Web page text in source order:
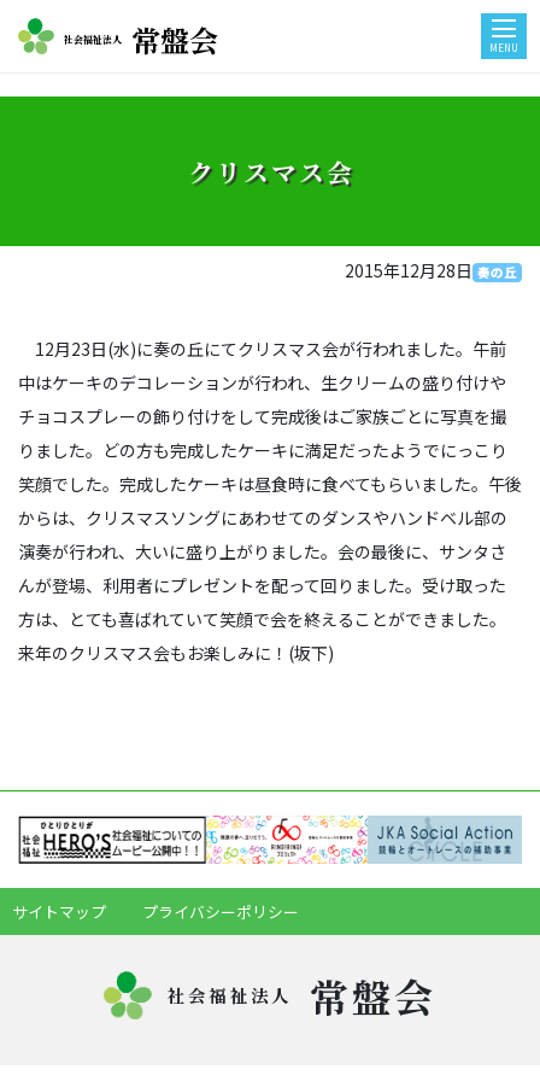
社会福祉法人 常盤会 MENU
クリスマス会
2015年12月28日 奏の丘
12月23日(水)に奏の丘にてクリスマス会が行われました。午前
中はケーキのデコレーションが行われ、生クリームの盛り付けや
チョコスプレーの飾り付けをして完成後はご家族ごとに写真を撮
りました。どの方も完成したケーキに満足だったようでにっこり
笑顔でした。完成したケーキは昼食時に食べてもらいました。午後
からは、クリスマスソングにあわせてのダンスやハンドベル部の
演奏が行われ、大いに盛り上がりました。会の最後に、サンタさ
んが登場、利用者にプレゼントを配って回りました。受け取った
方は、とても喜ばれていて笑顔で会を終えることができました。
来年のクリスマス会もお楽しみに！(坂下)
サイトマップ プライバシーポリシー
社会福祉法人 常盤会